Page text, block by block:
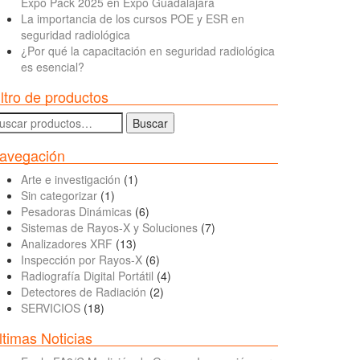
La importancia de los cursos POE y ESR en
seguridad radiológica
¿Por qué la capacitación en seguridad radiológica
es esencial?
de productos
Buscar
Arte e investigación (1)
Sin categorizar (1)
Pesadoras Dinámicas (6)
Sistemas de Rayos-X y Soluciones (7)
Analizadores XRF (13)
Inspección por Rayos-X (6)
Radiografía Digital Portátil (4)
Detectores de Radiación (2)
SERVICIOS (18)
Noticias